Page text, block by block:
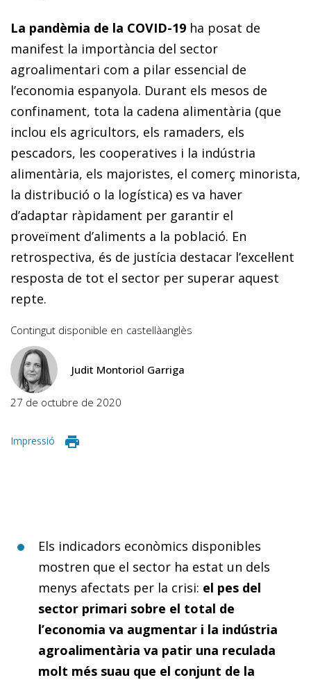
La pandèmia de la COVID-19 ha posat de
manifest la importància del sector
agroalimentari com a pilar essencial de
l’economia espanyola. Durant els mesos de
confinament, tota la cadena alimentària (que
inclou els agricultors, els ramaders, els
pescadors, les cooperatives i la indústria
alimentària, els majoristes, el comerç minorista,
la distribució o la logística) es va haver
d’adaptar ràpidament per garantir el
proveïment d’aliments a la població. En
retrospectiva, és de justícia destacar l’excel·lent
resposta de tot el sector per superar aquest
repte.
Contingut disponible en castellàanglès
Judit Montoriol Garriga
27 de octubre de 2020
Impressió
Els indicadors econòmics disponibles
mostren que el sector ha estat un dels
menys afectats per la crisi: el pes del
sector primari sobre el total de
l’economia va augmentar i la indústria
agroalimentària va patir una reculada
molt més suau que el conjunt de la